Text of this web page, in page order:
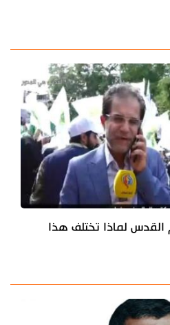
لماذا تختلف هذا